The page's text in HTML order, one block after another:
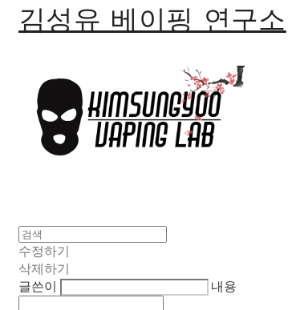
김성유 베이핑 연구소
수정하기
삭제하기
글쓴이
내용